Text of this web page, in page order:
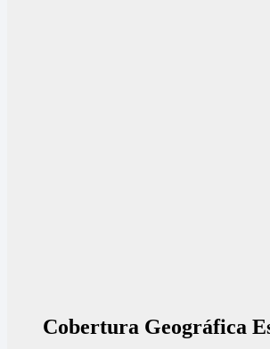
Cobertura Geográfica